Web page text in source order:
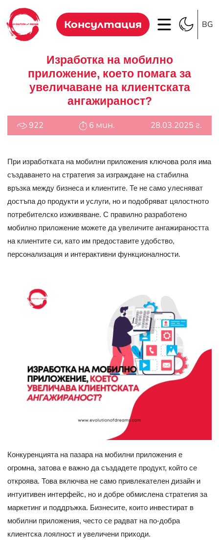
Консултация BG
Изработка на мобилно
приложение, което помага за
увеличаване на клиентската
ангажираност?
922 6 мин. 28.03.2025 г.
При изработката на мобилни приложения ключова роля има
създаването на стратегия за изграждане на стабилна
връзка между бизнеса и клиентите. Те не само улесняват
достъпа до продукти и услуги, но и подобряват цялостното
потребителско изживяване. С правилно разработено
мобилно приложение можете да увеличите ангажираността
на клиентите си, като им предоставите удобство,
персонализация и интерактивни функционалности.
Конкуренцията на пазара на мобилни приложения е
огромна, затова е важно да създадете продукт, който се
откроява. Това включва не само привлекателен дизайн и
интуитивен интерфейс, но и добре обмислена стратегия за
маркетинг и поддръжка. Бизнесите, които инвестират в
мобилни приложения, често се радват на по-добра
клиентска лоялност и увеличени приходи.